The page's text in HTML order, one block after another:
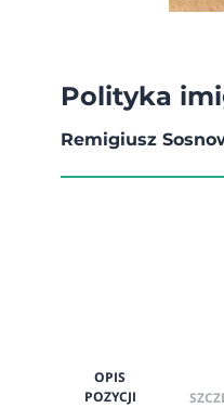
Polityka
Remigiusz
OPIS
POZYCJI